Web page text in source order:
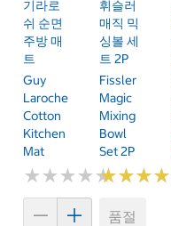
기라로
쉬 순면
주방 매
트
Guy
Laroche
Cotton
Kitchen
Mat
★★★★★
★★★★★
휘슬러
매직 믹
싱볼 세
트 2P
Fissler
Magic
Mixing
Bowl
Set 2P
★★★★
★★★★
품절